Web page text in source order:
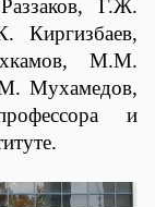
Г.Ж.
Киргизбаев,
М.М.
Мухамедов,
и